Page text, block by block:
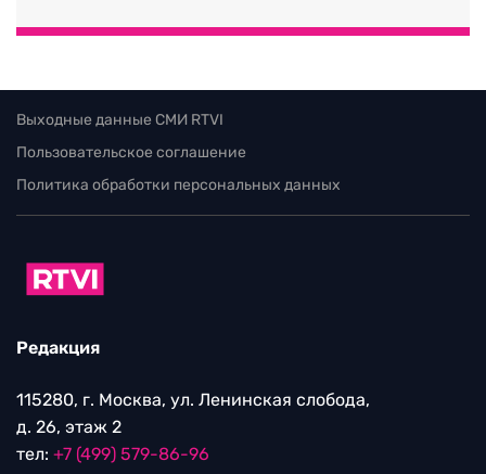
Выходные данные СМИ RTVI
Пользовательское соглашение
Политика обработки персональных данных
Редакция
115280, г. Москва, ул. Ленинская слобода,
д. 26, этаж 2
тел: +7 (499) 579-86-96